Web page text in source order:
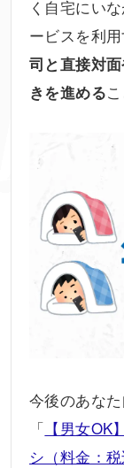
く自宅にい
ービスを利用
司と直接対
きを進める
今後のあな
「 【男女
シ（料金：